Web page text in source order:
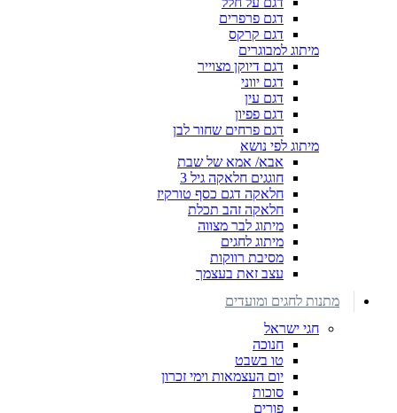
דגם פרפרים
דגם קרקס
מיתוג למבוגרים
דגם דיוקן מצוייר
דגם יווני
דגם עין
דגם פפיון
דגם פרחים שחור לבן
מיתוג לפי נושא
אבא/ אמא של שבת
חוגגים חלאקה גיל 3
חלאקה דגם כסף טורקיז
חלאקה זהב תכלת
מיתוג לבר מצווה
מיתוג לחגים
מסיבת רווקות
עצב זאת בעצמך
מתנות לחגים ומועדים
חגי ישראל
חנוכה
טו בשבט
יום העצמאות וימי זכרון
סוכות
פורים